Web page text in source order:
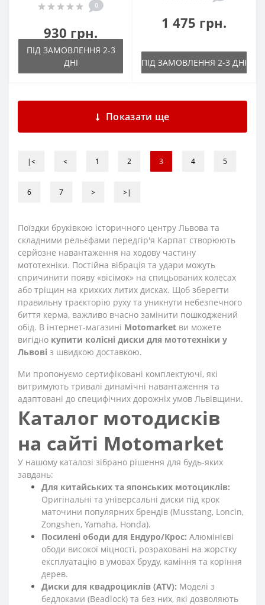
0
930 грн.
ПІД ЗАМОВЛЕННЯ 2-3
ДНІ
1 475 грн.
ПІД ЗАМОВЛЕННЯ 2-3 ДНІ
Показати ще
|< < 1 2 3 4 5
6 7 > >|
Поїздки бруківкою історичного центру Львова та
складними рельєфами передгір'я Карпат створюють
серйозне навантаження на ходову частину
мототехніки. Постійна вібрація та удари можуть
спричинити появу «вісімок» на спицьованих колесах
або тріщин на крихких литих дисках. Щоб зберегти
правильну траєкторію руху та уникнути небезпечного
биття керма, важливо вчасно замінити пошкоджений
обід. В інтернет-магазині Motomarket ви можете
вигідно купити колісні диски для мототехніки у
Львові з швидкою доставкою.
Ми пропонуємо сертифіковані комплектуючі, які
витримують тривалі динамічні навантаження та
адаптовані до специфічних дорожніх умов Львівщини.
Каталог мотодисків
на сайті Motomarket
У нашому каталозі зібрано рішення для будь-яких
завдань:
Для китайських та японських мотоциклів:
Оригінальні та універсальні диски під крок
маточини популярних брендів (Musstang, Loncin,
Zongshen, Yamaha, Honda).
Посилені ободи для Ендуро/Крос: Алюмінієві
ободи високої міцності, розраховані на жорстку
експлуатацію в умовах бруду, каміння та коріння
дерев.
Диски для квадроциклів (ATV): Моделі з
бедлоками (Beadlock) та без них, які дозволяють